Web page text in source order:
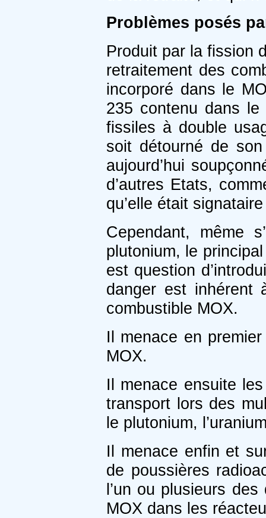
Problèmes posés
Produit par la fission
retraitement des
incorporé dans le
235 contenu dans le
fissiles à double
soit détourné de
aujourd’hui
d’autres Etats,
qu’elle était
Cependant, même
plutonium, le
est question
danger est inhérent
combustible MOX.
Il menace en
MOX.
Il menace ensuite
transport lors des
le plutonium,
Il menace enfin et
de poussières
l’un ou plusieurs
MOX dans les